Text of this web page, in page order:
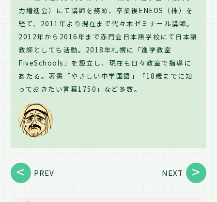
力増進会）にて講師を務め、卒業後ENEOS（株）を
経て、2011年より現在まで代々木ゼミナール講師。
2012年から2016年まで赤門会日本語学校にて日本語
教師としても活動。2018年札幌に「進学教室
FiveSchools」を設立し、現在も日々教室で指導に
あたる。著書「やさしい中学国語」「18歳までに知
っておきたい言葉1750」など多数。
PREV NEXT